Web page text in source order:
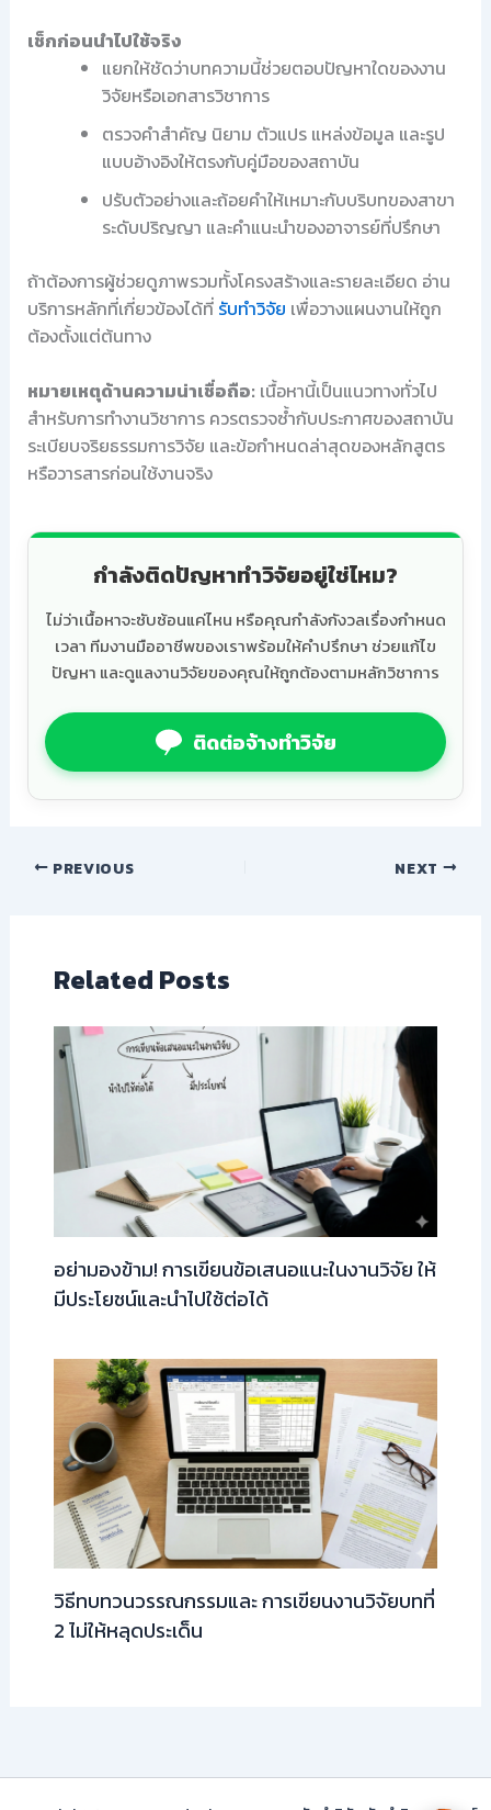
เช็กก่อนนำไปใช้จริง
แยกให้ชัดว่าบทความนี้ช่วยตอบปัญหาใดของงาน
วิจัยหรือเอกสารวิชาการ
ตรวจคำสำคัญ นิยาม ตัวแปร แหล่งข้อมูล และรูป
แบบอ้างอิงให้ตรงกับคู่มือของสถาบัน
ปรับตัวอย่างและถ้อยคำให้เหมาะกับบริบทของสาขา
ระดับปริญญา และคำแนะนำของอาจารย์ที่ปรึกษา
ถ้าต้องการผู้ช่วยดูภาพรวมทั้งโครงสร้างและรายละเอียด อ่าน
บริการหลักที่เกี่ยวข้องได้ที่ รับทำวิจัย เพื่อวางแผนงานให้ถูก
ต้องตั้งแต่ต้นทาง
หมายเหตุด้านความน่าเชื่อถือ: เนื้อหานี้เป็นแนวทางทั่วไป
สำหรับการทำงานวิชาการ ควรตรวจซ้ำกับประกาศของสถาบัน
ระเบียบจริยธรรมการวิจัย และข้อกำหนดล่าสุดของหลักสูตร
หรือวารสารก่อนใช้งานจริง
กำลังติดปัญหาทำวิจัยอยู่ใช่ไหม?
ไม่ว่าเนื้อหาจะซับซ้อนแค่ไหน หรือคุณกำลังกังวลเรื่องกำหนด
เวลา ทีมงานมืออาชีพของเราพร้อมให้คำปรึกษา ช่วยแก้ไข
ปัญหา และดูแลงานวิจัยของคุณให้ถูกต้องตามหลักวิชาการ
ติดต่อจ้างทำวิจัย
PREVIOUS NEXT
Related Posts
อย่ามองข้าม! การเขียนข้อเสนอแนะในงานวิจัย ให้
มีประโยชน์และนำไปใช้ต่อได้
วิธีทบทวนวรรณกรรมและ การเขียนงานวิจัยบทที่
2 ไม่ให้หลุดประเด็น